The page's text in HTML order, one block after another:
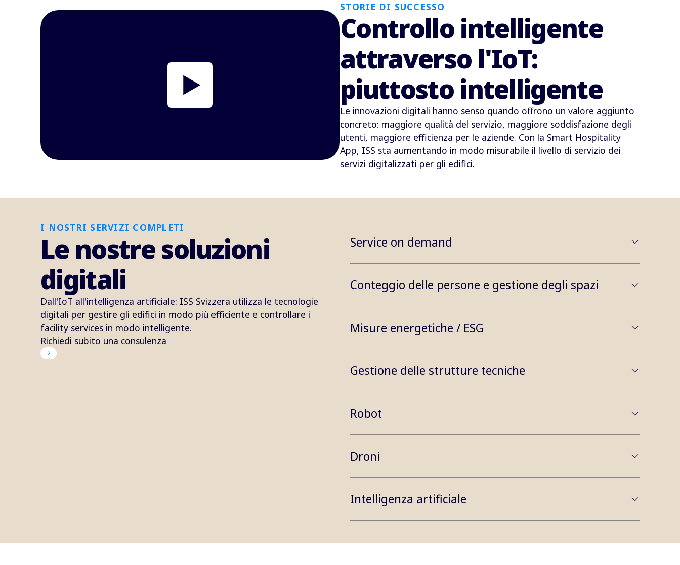
STORIE DI SUCCESSO
Controllo intelligente
attraverso l'IoT:
piuttosto intelligente
Le innovazioni digitali hanno senso quando offrono un valore aggiunto
concreto: maggiore qualità del servizio, maggiore soddisfazione degli
utenti, maggiore efficienza per le aziende. Con la Smart Hospitality
App, ISS sta aumentando in modo misurabile il livello di servizio dei
servizi digitalizzati per gli edifici.
I NOSTRI SERVIZI COMPLETI
Le nostre soluzioni
digitali
Dall'IoT all'intelligenza artificiale: ISS Svizzera utilizza le tecnologie
digitali per gestire gli edifici in modo più efficiente e controllare i
facility services in modo intelligente.
Richiedi subito una consulenza
Service on demand
Conteggio delle persone e gestione degli spazi
Misure energetiche / ESG
Gestione delle strutture tecniche
Robot
Droni
Intelligenza artificiale